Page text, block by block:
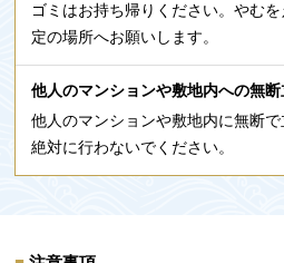
ゴミはお持ち帰りください。やむ
定の場所へお願いします。
他人のマンションや敷地内への無断
他人のマンションや敷地内に無断で
絶対に行わないでください。